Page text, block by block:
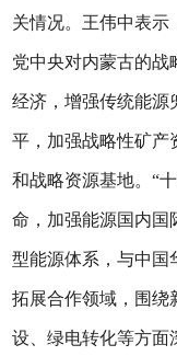
关情况。王伟中表示
党中央对内蒙古的战
经济，增强传统能源
平，加强战略性矿产
和战略资源基地。“
命，加强能源国内国
型能源体系，与中国
拓展合作领域，围绕
设、绿电转化等方面